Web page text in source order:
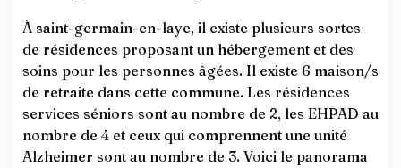
À saint-germain-en-laye, il existe plusieurs sortes
de résidences proposant un hébergement et des
soins pour les personnes âgées. Il existe 6 maison/s
de retraite dans cette commune. Les résidences
services séniors sont au nombre de 2, les EHPAD au
nombre de 4 et ceux qui comprennent une unité
Alzheimer sont au nombre de 3. Voici le panorama